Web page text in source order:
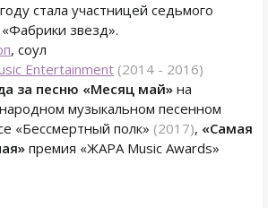
стала участницей седьмого
звезд».
, соул
Entertainment (2014 - 2016)
за песню «Месяц май»на
музыкальном песенном
«Бессмертный полк» (2017), «Самая
премия «ЖАРА Music Awards»